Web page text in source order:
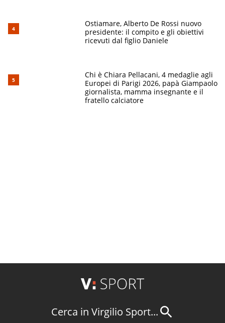
Ostiamare, Alberto De Rossi nuovo
presidente: il compito e gli obiettivi
ricevuti dal figlio Daniele
Chi è Chiara Pellacani, 4 medaglie agli
Europei di Parigi 2026, papà Giampaolo
giornalista, mamma insegnante e il
fratello calciatore
Cerca in Virgilio Sport...